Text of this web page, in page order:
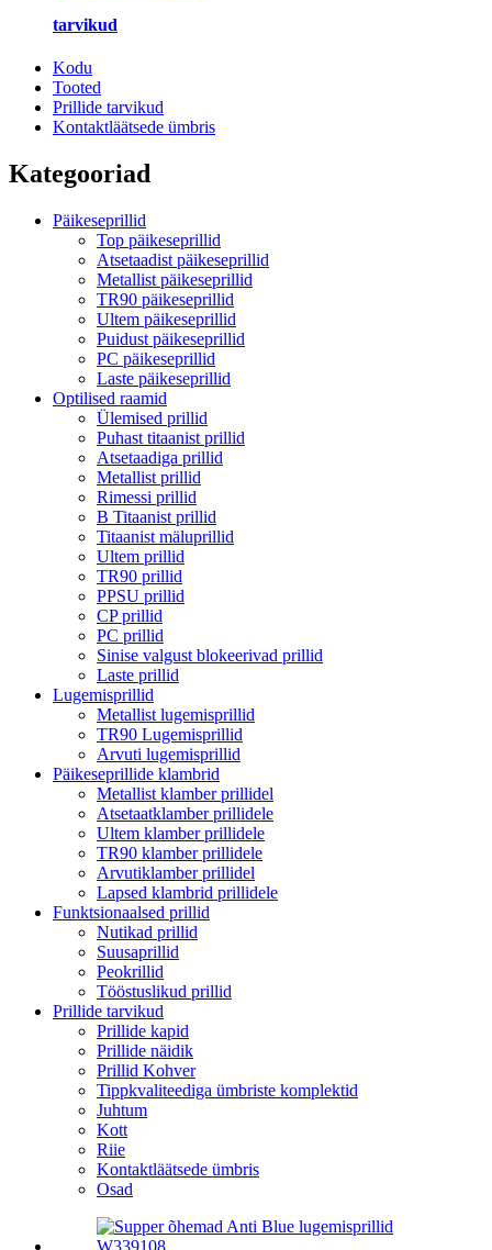
tarvikud
Kodu
Tooted
Prillide tarvikud
Kontaktläätsede ümbris
Kategooriad
Päikeseprillid
Top päikeseprillid
Atsetaadist päikeseprillid
Metallist päikeseprillid
TR90 päikeseprillid
Ultem päikeseprillid
Puidust päikeseprillid
PC päikeseprillid
Laste päikeseprillid
Optilised raamid
Ülemised prillid
Puhast titaanist prillid
Atsetaadiga prillid
Metallist prillid
Rimessi prillid
B Titaanist prillid
Titaanist mäluprillid
Ultem prillid
TR90 prillid
PPSU prillid
CP prillid
PC prillid
Sinise valgust blokeerivad prillid
Laste prillid
Lugemisprillid
Metallist lugemisprillid
TR90 Lugemisprillid
Arvuti lugemisprillid
Päikeseprillide klambrid
Metallist klamber prillidel
Atsetaatklamber prillidele
Ultem klamber prillidele
TR90 klamber prillidele
Arvutiklamber prillidel
Lapsed klambrid prillidele
Funktsionaalsed prillid
Nutikad prillid
Suusaprillid
Peokrillid
Tööstuslikud prillid
Prillide tarvikud
Prillide kapid
Prillide näidik
Prillid Kohver
Tippkvaliteediga ümbriste komplektid
Juhtum
Kott
Riie
Kontaktläätsede ümbris
Osad